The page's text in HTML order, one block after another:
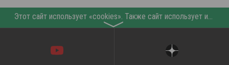
Этот сайт использует «cookies». Также сайт использует интернет-сервис для сбора технических данных касательно посетителей с целью получения маркетинговой и статистической информации. Условия обработки данных посетителей сайта см.
〉